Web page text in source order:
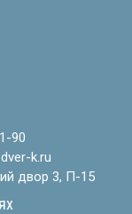
90
k.ru
двор 3, П-15